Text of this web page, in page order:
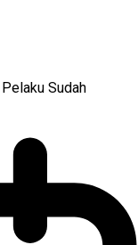
Sudah